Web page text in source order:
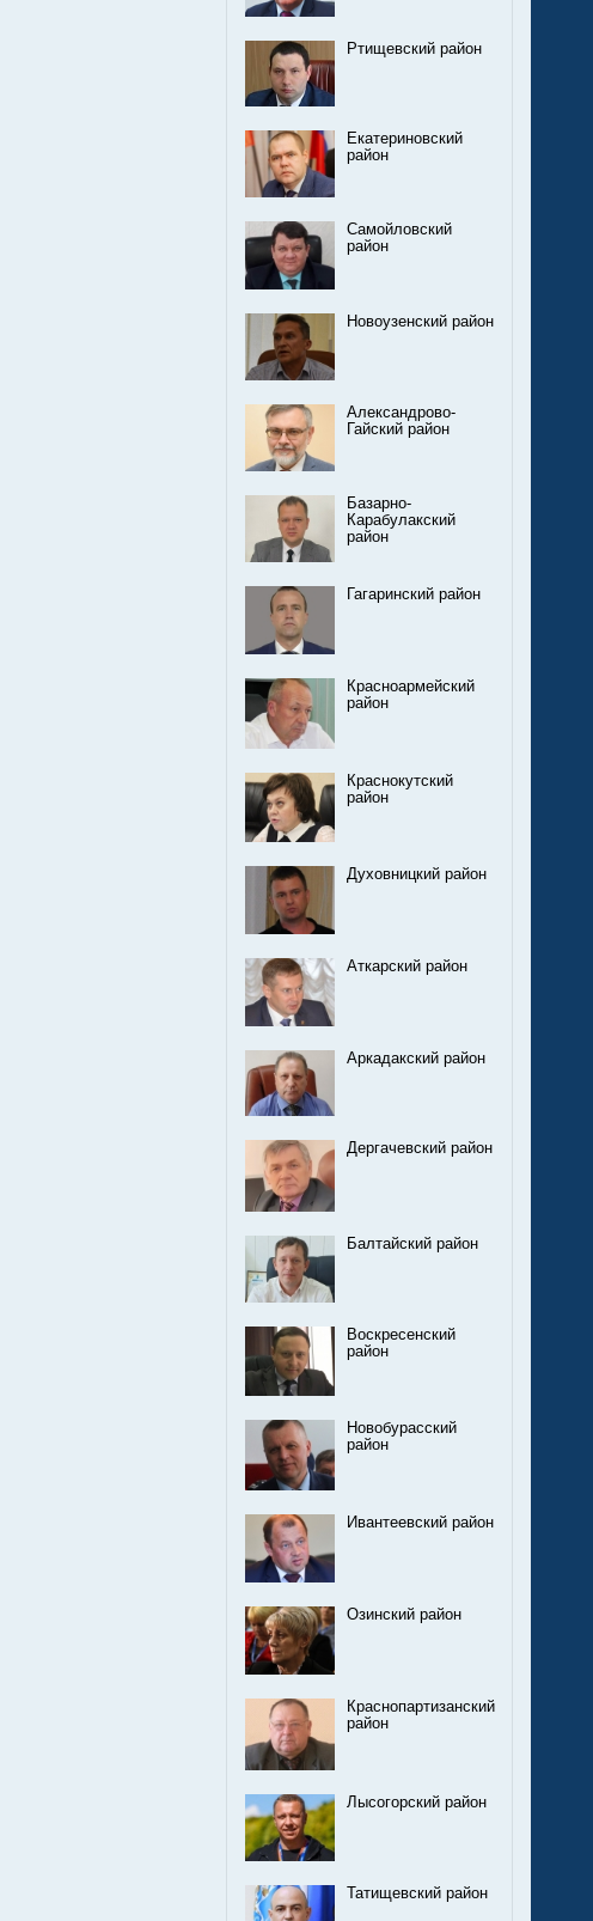
Ртищевский район
Екатериновский
район
Самойловский
район
Новоузенский район
Александрово-
Гайский район
Базарно-
Карабулакский
район
Гагаринский район
Красноармейский
район
Краснокутский
район
Духовницкий район
Аткарский район
Аркадакский район
Дергачевский район
Балтайский район
Воскресенский
район
Новобурасский
район
Ивантеевский район
Озинский район
Краснопартизанский
район
Лысогорский район
Татищевский район